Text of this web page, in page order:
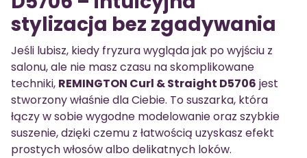
stylizacja bez zgadywania
Jeśli lubisz, kiedy fryzura wygląda jak po wyjściu z
salonu, ale nie masz czasu na skomplikowane
techniki, REMINGTON Curl & Straight D5706 jest
stworzony właśnie dla Ciebie. To suszarka, która
łączy w sobie wygodne modelowanie oraz szybkie
suszenie, dzięki czemu z łatwością uzyskasz efekt
prostych włosów albo delikatnych loków.